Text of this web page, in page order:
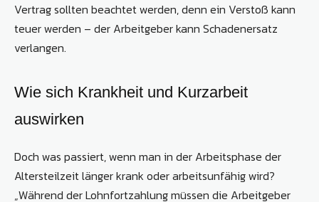
Vertrag sollten beachtet werden, denn ein Verstoß kann
teuer werden – der Arbeitgeber kann Schadenersatz
verlangen.
Wie sich Krankheit und Kurzarbeit
auswirken
Doch was passiert, wenn man in der Arbeitsphase der
Altersteilzeit länger krank oder arbeitsunfähig wird?
„Während der Lohnfortzahlung müssen die Arbeitgeber